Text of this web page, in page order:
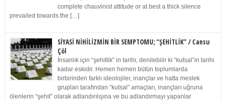
complete chauvinist attitude or at best a thick silence
prevailed towards the […]
SİYASİ NİHİLİZMİN BİR SEMPTOMU; “ŞEHİTLİK” / Cansu
Çöl
İnsanlık için “şehitlik” in tarihi, denilebilir ki “kutsal”ın tarihi
kadar eskidir. Hemen hemen bütün toplumlarda
birbirinden farklı ideolojiler, inançlar ve hatta meslek
grupları tarafından “kutsal” amaçları, inançları uğruna
ölenlerin “şehit” olarak adlandırılışına ve bu adlandırmayı yapanlar